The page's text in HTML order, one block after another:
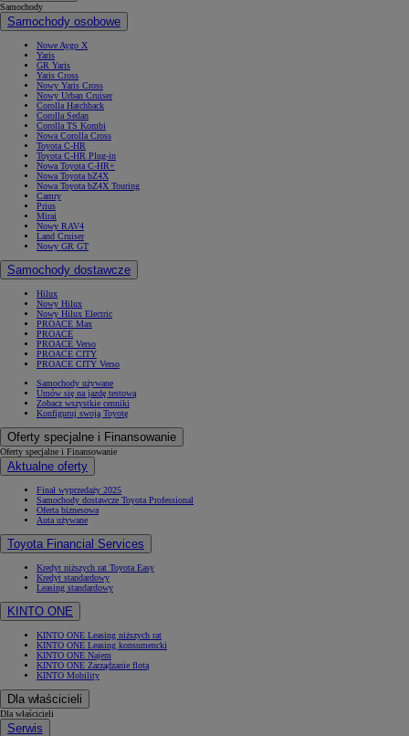
Samochody
Samochody osobowe
Nowe Aygo X
Yaris
GR Yaris
Yaris Cross
Nowy Yaris Cross
Nowy Urban Cruiser
Corolla Hatchback
Corolla Sedan
Corolla TS Kombi
Nowa Corolla Cross
Toyota C-HR
Toyota C-HR Plug-in
Nowa Toyota C-HR+
Nowa Toyota bZ4X
Nowa Toyota bZ4X Touring
Camry
Prius
Mirai
Nowy RAV4
Land Cruiser
Nowy GR GT
Samochody dostawcze
Hilux
Nowy Hilux
Nowy Hilux Electric
PROACE Max
PROACE
PROACE Verso
PROACE CITY
PROACE CITY Verso
Samochody używane
Umów się na jazdę testową
Zobacz wszystkie cenniki
Konfiguruj swoją Toyotę
Oferty specjalne i Finansowanie
Oferty specjalne i Finansowanie
Aktualne oferty
Finał wyprzedaży 2025
Samochody dostawcze Toyota Professional
Oferta biznesowa
Auta używane
Toyota Financial Services
Kredyt niższych rat Toyota Easy
Kredyt standardowy
Leasing standardowy
KINTO ONE
KINTO ONE Leasing niższych rat
KINTO ONE Leasing konsumencki
KINTO ONE Najem
KINTO ONE Zarządzanie flotą
KINTO Mobility
Dla właścicieli
Dla właścicieli
Serwis